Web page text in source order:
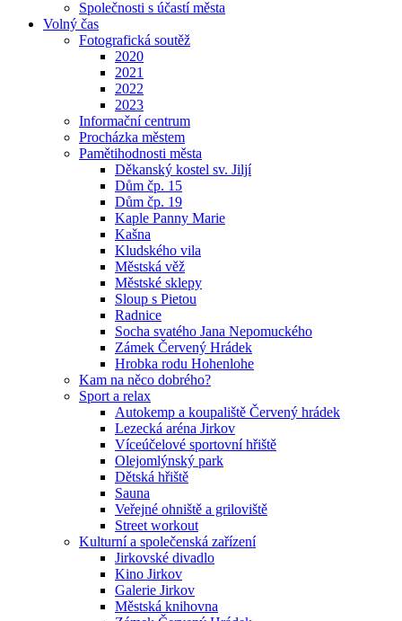
Společnosti s účastí města
Volný čas
Fotografická soutěž
2020
2021
2022
2023
Informační centrum
Procházka městem
Pamětihodnosti města
Děkanský kostel sv. Jiljí
Dům čp. 15
Dům čp. 19
Kaple Panny Marie
Kašna
Kludského vila
Městská věž
Městské sklepy
Sloup s Pietou
Radnice
Socha svatého Jana Nepomuckého
Zámek Červený Hrádek
Hrobka rodu Hohenlohe
Kam na něco dobrého?
Sport a relax
Autokemp a koupaliště Červený hrádek
Lezecká aréna Jirkov
Víceúčelové sportovní hřiště
Olejomlýnský park
Dětská hřiště
Sauna
Veřejné ohniště a griloviště
Street workout
Kulturní a společenská zařízení
Jirkovské divadlo
Kino Jirkov
Galerie Jirkov
Městská knihovna